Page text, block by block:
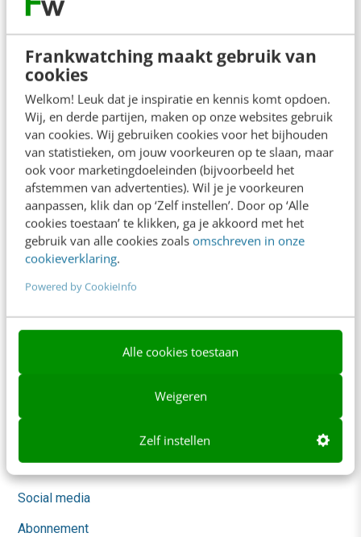
Frankwatching maakt gebruik van
cookies
Welkom! Leuk dat je inspiratie en kennis komt opdoen.
Wij, en derde partijen, maken op onze websites gebruik
van cookies. Wij gebruiken cookies voor het bijhouden
van statistieken, om jouw voorkeuren op te slaan, maar
ook voor marketingdoeleinden (bijvoorbeeld het
afstemmen van advertenties). Wil je je voorkeuren
aanpassen, klik dan op ‘Zelf instellen’. Door op ‘Alle
cookies toestaan’ te klikken, ga je akkoord met het
gebruik van alle cookies zoals omschreven in onze
cookieverklaring.
Powered by CookieInfo
Alle cookies toestaan
Weigeren
Zelf instellen
Themanieuwsbrieven
Community
Academy
Agenda
Mastercourses
Trainingen
Opleidingen
Incompany
AI
Skills
Social media
Abonnement